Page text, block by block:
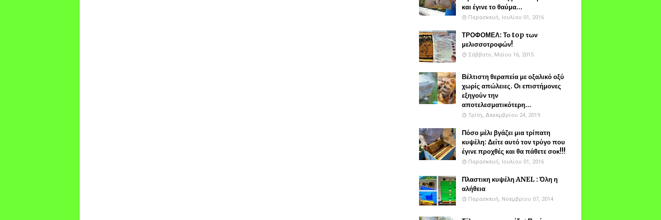
και έγινε το θαύμα...
Παρασκευή, Ιουλίου 01, 2016
ΤΡΟΦΟΜΕΛ: Το top των
μελισσοτροφών!
Σάββατο, Μαΐου 16, 2015
Βέλτιστη θεραπεία με οξαλικό οξύ
χωρίς απώλειες. Οι επιστήμονες
εξηγούν την
αποτελεσματικότερη...
Τρίτη, Δεκεμβρίου 24, 2019
Πόσο μέλι βγάζει μια τρίπατη
κυψέλη: Δείτε αυτό τον τρύγο που
έγινε προχθές και θα πάθετε σοκ!!!
Παρασκευή, Ιουλίου 01, 2016
Πλαστικη κυψέλη ANEL : Όλη η
αλήθεια
Παρασκευή, Νοεμβρίου 07, 2014